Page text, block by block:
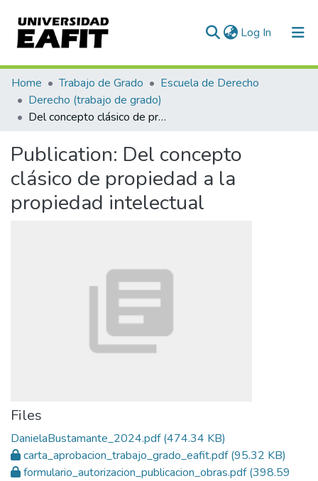
Log In (current)
Communities & Collections
All of DSpace
Home Trabajo de Grado
Escuela de Derecho
Derecho (trabajo de grado)
Del concepto clásico de propiedad a la propiedad intelectual
Publication: Del concepto
clásico de propiedad a la
propiedad intelectual
Files
DanielaBustamante_2024.pdf(474.34 KB)
carta_aprobacion_trabajo_grado_eafit.pdf(95.32 KB)
formulario_autorizacion_publicacion_obras.pdf(398.59